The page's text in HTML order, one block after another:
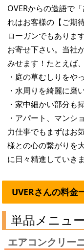
OVERからの造語で
れはお客様の【ご期
ローガンでもありま
お寄せ下さい。当社
みせます！たとえば
・庭の草むしりをや
・水周りを綺麗に磨
・家中細かい部分も
・アパート、マンシ
力仕事でもまずはお
様との心の繋がりを
に日々精進していきま
UVERさんの料金
単品メニュー
エアコンクリー